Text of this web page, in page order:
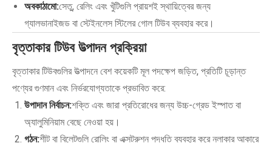
অবকাঠামো:সেতু, রেলিং এবং খুঁটিগুলি প্রায়শই স্থায়িত্বের জন্য
গ্যালভানাইজড বা স্টেইনলেস স্টিলের গোল টিউব ব্যবহার করে।
বৃত্তাকার টিউব উত্পাদন প্রক্রিয়া
বৃত্তাকার টিউবগুলির উত্পাদনে বেশ কয়েকটি মূল পদক্ষেপ জড়িত, প্রতিটি চূড়ান্ত
পণ্যের গুণমান এবং নির্ভরযোগ্যতাকে প্রভাবিত করে:
উপাদান নির্বাচন:শক্তি এবং জারা প্রতিরোধের জন্য উচ্চ-গ্রেড ইস্পাত বা
অ্যালুমিনিয়াম বেছে নেওয়া হয়।
গঠন:শীট বা বিলেটগুলি রোলিং বা এক্সট্রুশন পদ্ধতি ব্যবহার করে নলাকার আকারে